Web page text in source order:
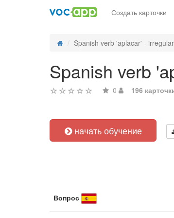
Создать карточки
Spanish verb 'aplacar' -
Spanish verb
0 196
начать обучение
Вопрос